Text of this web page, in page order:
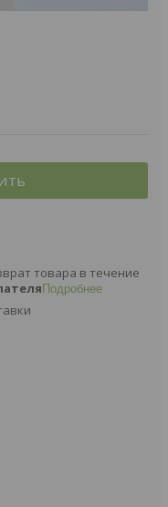
товара в течение
Подробнее